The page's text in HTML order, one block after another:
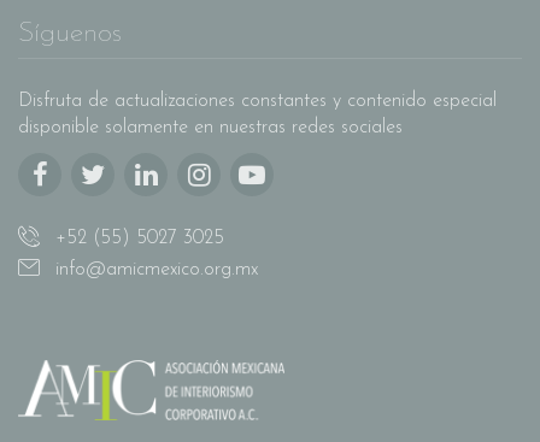
Síguenos
Disfruta de actualizaciones constantes y contenido especial
disponible solamente en nuestras redes sociales
+52 (55) 5027 3025
info@amicmexico.org.mx